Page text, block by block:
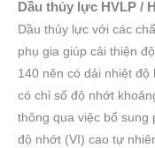
Dầu thủy lực HVLP /
Dầu thủy lực với các
phụ gia giúp cải thiện
140 nên có dải nhiệt
có chỉ số độ nhớt
thông qua việc bổ sung
độ nhớt (VI) cao tự